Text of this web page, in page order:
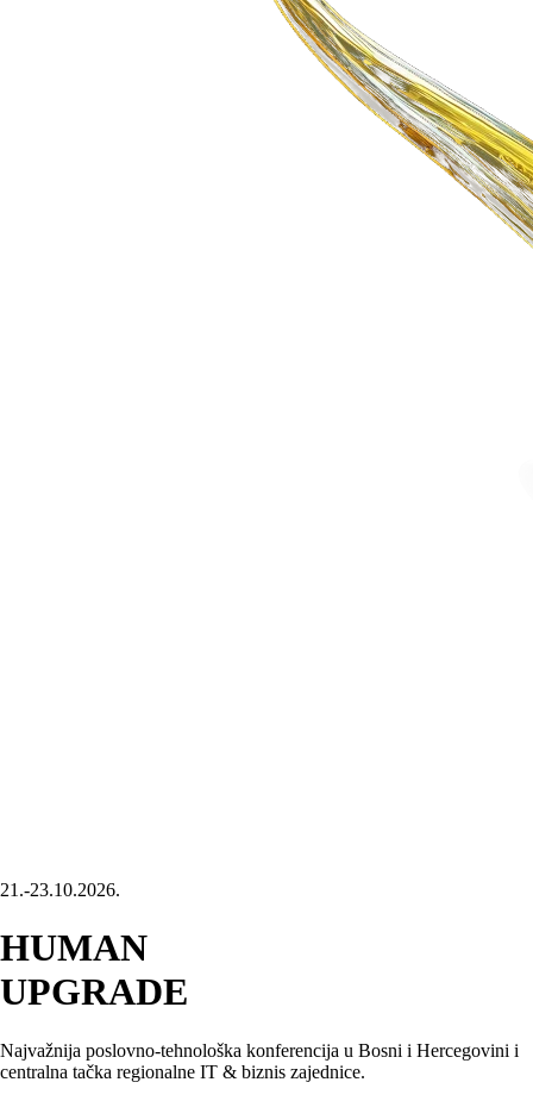
21.-23.10.2026.
HUMAN
UPGRADE
Najvažnija poslovno-tehnološka konferencija u Bosni i Hercegovini i
centralna tačka regionalne IT & biznis zajednice.